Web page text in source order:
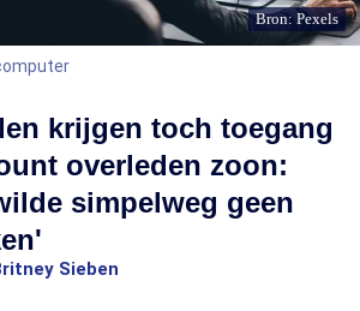
Bron: Pexels
krijgen toch toegang
overleden zoon:
simpelweg geen
Sieben